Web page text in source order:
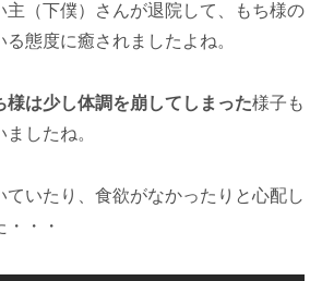
主（下僕）さんが退院して、もち様の
態度に癒されましたよね。
様は少し体調を崩してしまった様子も
したね。
ていたり、食欲がなかったりと心配し
・・